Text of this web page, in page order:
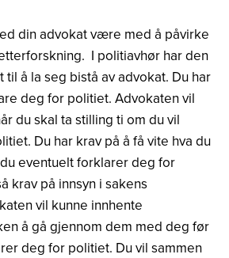
din advokat være med å påvirke
I politiavhør har den
å la seg bistå av advokat. Du har
deg for politiet. Advokaten vil
du skal ta stilling ti om du vil
Du har krav på å få vite hva du
eventuelt forklarer deg for
krav på innsyn i sakens
vil kunne innhente
å gå gjennom dem med deg før
deg for politiet. Du vil sammen